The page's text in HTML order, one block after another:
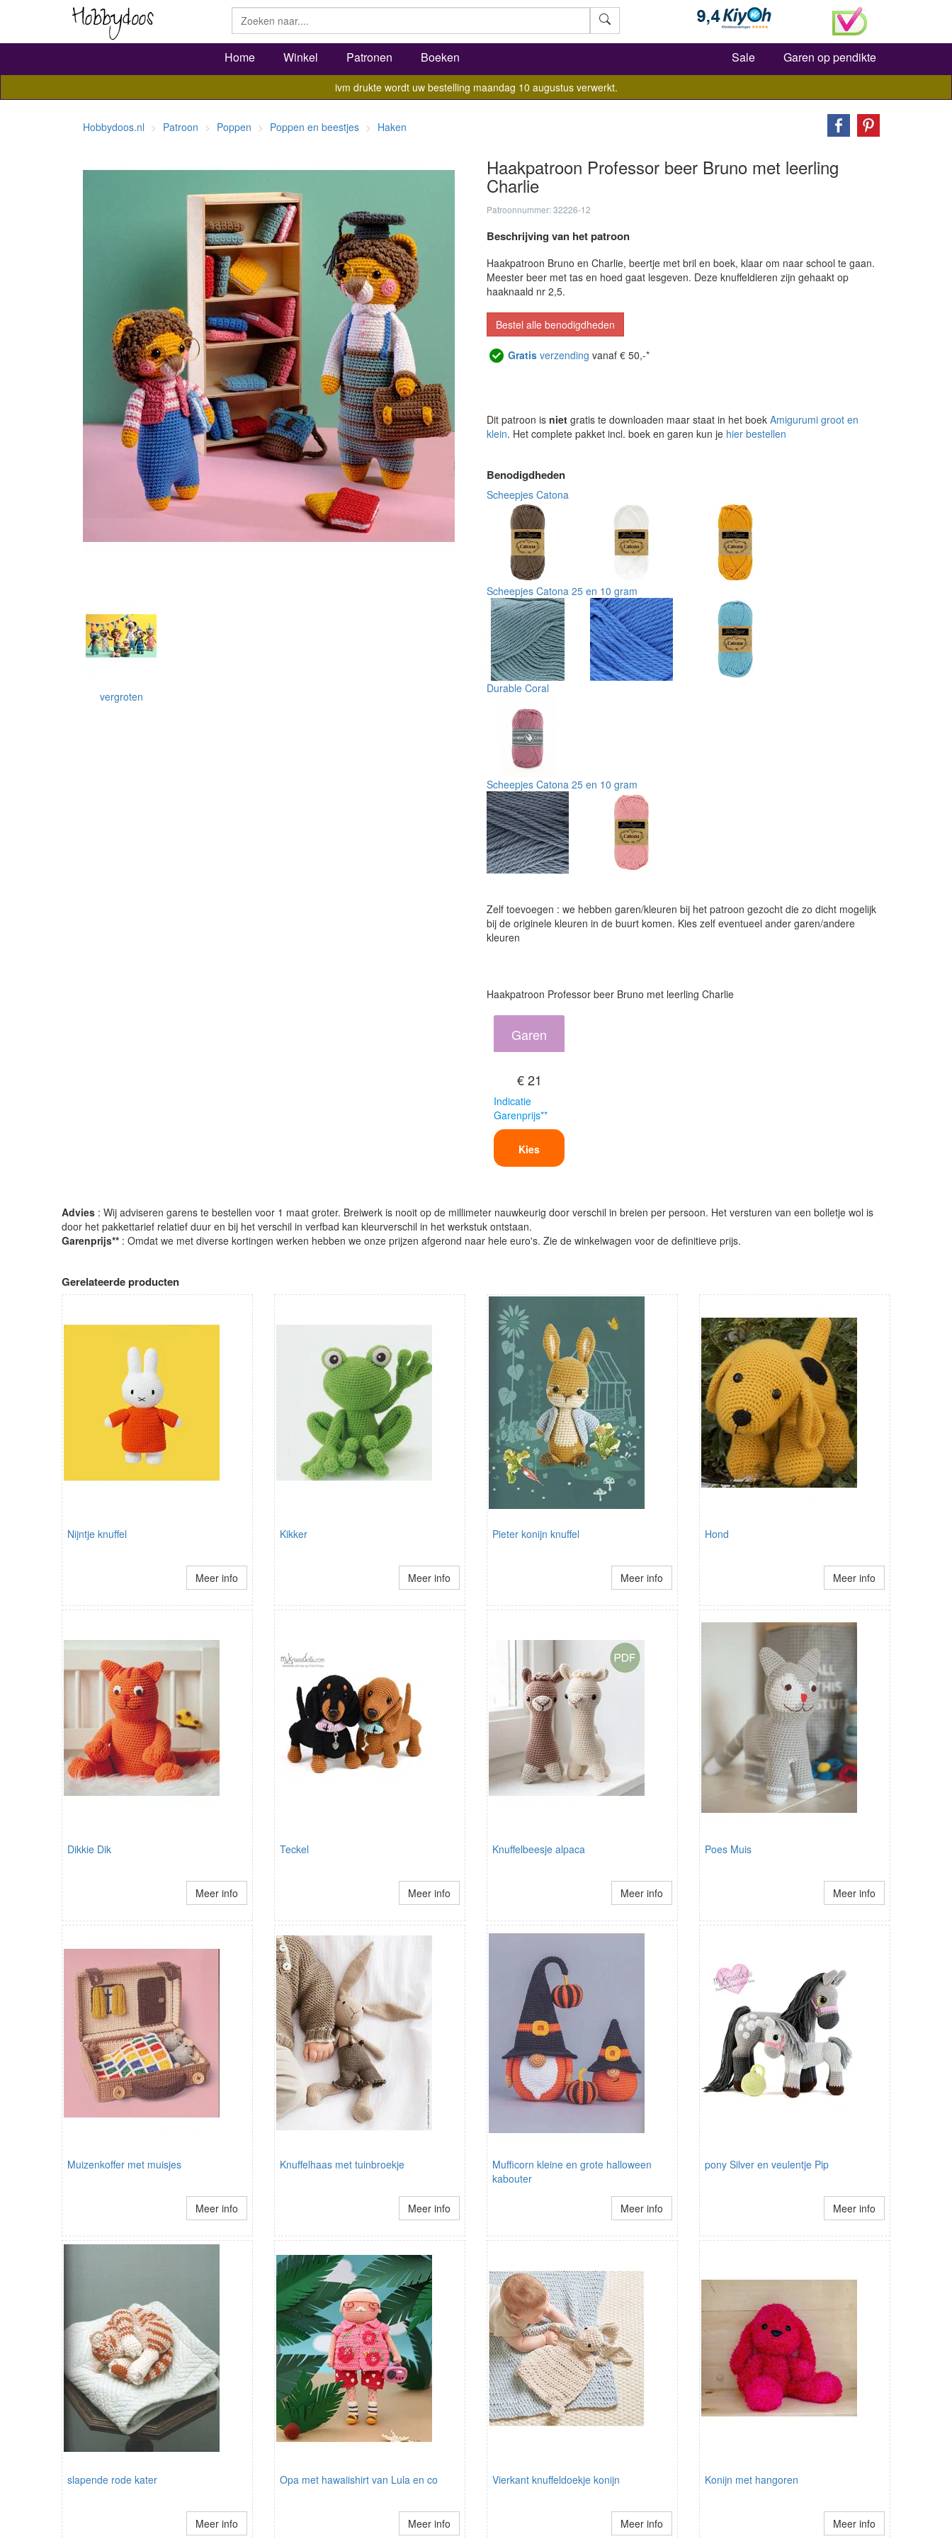
Zoeken
Home Winkel Patronen Boeken Sale Garen op pendikte
ivm drukte wordt uw bestelling maandag 10 augustus verwerkt.
Hobbydoos.nl Patroon Poppen Poppen en beestjes Haken
vergroten
Haakpatroon Professor beer Bruno met leerling
Charlie
Patroonnummer: 32226-12
Beschrijving van het patroon
Haakpatroon Bruno en Charlie, beertje met bril en boek, klaar om naar school te gaan.
Meester beer met tas en hoed gaat lesgeven. Deze knuffeldieren zijn gehaakt op
haaknaald nr 2,5.
Bestel alle benodigdheden
Gratis verzending vanaf € 50,-*
Dit patroon is niet gratis te downloaden maar staat in het boek Amigurumi groot en
klein. Het complete pakket incl. boek en garen kun je hier bestellen
Benodigdheden
Scheepjes Catona
Scheepjes Catona 25 en 10 gram
Durable Coral
Scheepjes Catona 25 en 10 gram
Zelf toevoegen : we hebben garen/kleuren bij het patroon gezocht die zo dicht mogelijk
bij de originele kleuren in de buurt komen. Kies zelf eventueel ander garen/andere
kleuren
Haakpatroon Professor beer Bruno met leerling Charlie
Garen
€ 21
Indicatie
Garenprijs**
Kies
Advies : Wij adviseren garens te bestellen voor 1 maat groter. Breiwerk is nooit op de millimeter nauwkeurig door verschil in breien per persoon. Het versturen van een bolletje wol is
door het pakkettarief relatief duur en bij het verschil in verfbad kan kleurverschil in het werkstuk ontstaan.
Garenprijs** : Omdat we met diverse kortingen werken hebben we onze prijzen afgerond naar hele euro's. Zie de winkelwagen voor de definitieve prijs.
Gerelateerde producten
Nijntje knuffel
Meer info
Kikker
Meer info
Pieter konijn knuffel
Meer info
Hond
Meer info
Dikkie Dik
Meer info
Teckel
Meer info
Knuffelbeesje alpaca
Meer info
Poes Muis
Meer info
Muizenkoffer met muisjes
Meer info
Knuffelhaas met tuinbroekje
Meer info
Mufficorn kleine en grote halloween
kabouter
Meer info
pony Silver en veulentje Pip
Meer info
slapende rode kater
Meer info
Opa met hawaiishirt van Lula en co
Meer info
Vierkant knuffeldoekje konijn
Meer info
Konijn met hangoren
Meer info